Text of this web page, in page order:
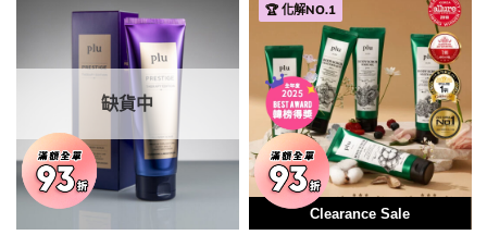
缺貨中
🏆 化解NO.1
Clearance Sale